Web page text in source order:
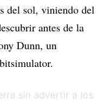
del sol, viniendo del
antes de la
Dunn, un